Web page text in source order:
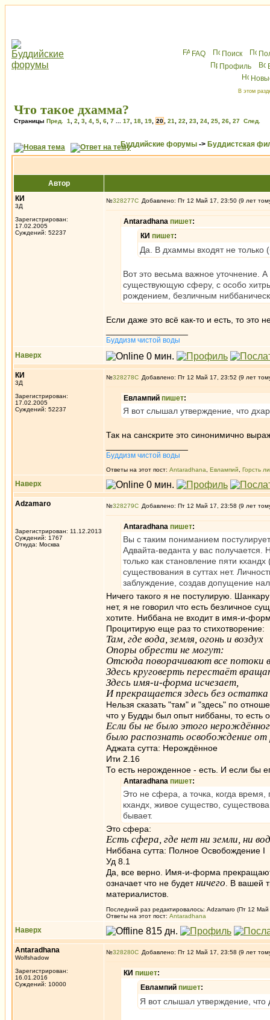
FAQ Поиск
Профиль
В этом
Что такое дхамма?
Страницы Пред. 1 2 3 4 5 6 7 17 18 19 20 21 22 23 24 25 26 27 След.
Буддийские форумы -> Буддистская
Автор
КИ
3Д
Зарегистрирован:
17.02.2005
Суждений: 52237
№328277 Добавлено: Пт 12 Май 17, 23:50 (9 лет
Antaradhana пишет:
КИ пишет:
Да. В дхаммы входят не только
Вот это весьма важное уточнение.
существующую сферу, с особо
рождением, безличным
Если даже это всё как-то и есть, то это
Буддизм чистой воды
Наверх
КИ
3Д
Зарегистрирован:
17.02.2005
Суждений: 52237
№328278 Добавлено: Пт 12 Май 17, 23:52 (9 лет
Евлампий пишет:
Я вот слышал утверждение, что
Так на санскрите это синонимично
Буддизм чистой воды
Ответы на этот пост: Antaradhana Евлампий Горсть
Наверх
Adzamaro
Зарегистрирован: 11.12.2013
Суждений: 1767
Откуда: Москва
№328279 Добавлено: Пт 12 Май 17, 23:58 (9 лет
Antaradhana пишет:
Вы с таким пониманием
Адвайта-веданта у вас получается.
только как становление пяти
существования в суттах нет.
заблуждение, создав допущение
Ничего такого я не постулирую.
нет, я не говорил что есть безличное
хотите. Ниббана не входит в имя-и-
Процитирую еще раз то стихотворение:
Там, где вода, земля, огонь и воздух
Опоры обрести не могут:
Отсюда поворачивают все потоки
Здесь круговерть перестаёт
Здесь имя-и-форма исчезает,
И прекращается здесь без остатка
Нельзя сказать "там" и "здесь" по
что у Будды был опыт ниббаны, то есть
Если бы не было этого
было распознать освобождение от
Аджата сутта: Нерождённое
Ити 2.16
То есть нерожденное - есть. И если бы
Antaradhana пишет:
Это не сфера, а точка, когда
кхандх, живое существо,
бывает.
Это сфера:
Есть сфера, где нет ни земли, ни
Ниббана сутта: Полное Освобождение I
Уд 8.1
Да, все верно. Имя-и-форма
означает что не будетничего . В вашей
материалистов.
Последний раз редактировалось: Adzamaro (Пт 12
Ответы на этот пост: Antaradhana
Наверх
Antaradhana
Wolfshadow
Зарегистрирован:
16.01.2016
Суждений: 10000
№328280 Добавлено: Пт 12 Май 17, 23:58 (9 лет
КИ пишет:
Евлампий пишет:
Я вот слышал утверждение,